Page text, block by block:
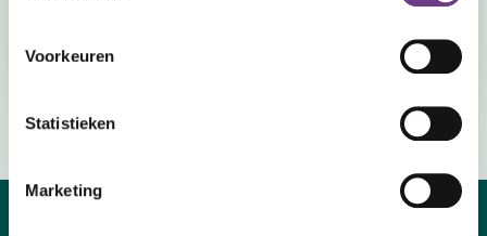
Voorkeuren
Statistieken
Marketing